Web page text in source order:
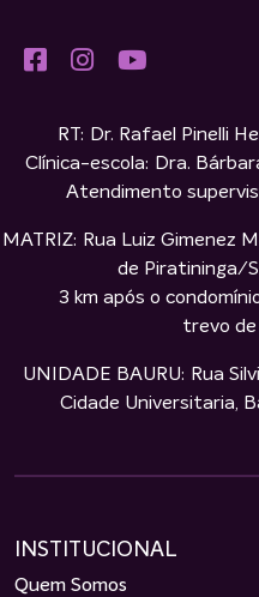
RT: Dr. Rafael Pinelli
Clínica-escola: Dra.
Atendimento
MATRIZ: Rua Luiz Gimenez
de Piratininga/
3 km após o
trevo
UNIDADE BAURU: Rua
Cidade Universitaria,
INSTITUCIONAL
Quem Somos